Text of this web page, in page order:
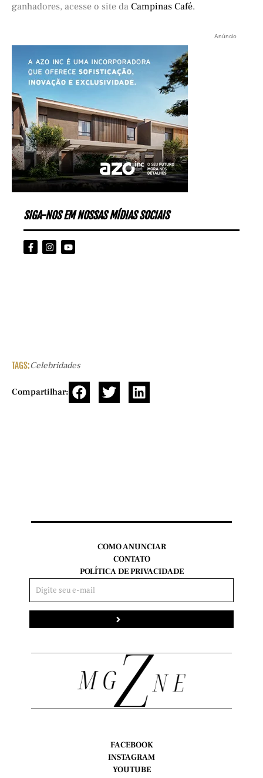
ganhadores, acesse o site da Campinas Café.
Anúncio
SIGA-NOS EM NOSSAS MÍDIAS SOCIAIS
TAGS:Celebridades
Compartilhar:
FACEBOOK
INSTAGRAM
YOUTUBE
COMO ANUNCIAR
CONTATO
POLÍTICA DE PRIVACIDADE